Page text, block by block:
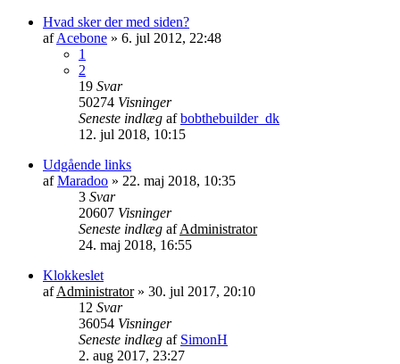
Hvad sker der med siden?
afAcebone » 6. jul 2012, 22:48
1
2
19 Svar
50274 Visninger
Seneste indlæg afbobthebuilder_dk
12. jul 2018, 10:15
Udgående links
afMaradoo » 22. maj 2018, 10:35
3 Svar
20607 Visninger
Seneste indlæg afAdministrator
24. maj 2018, 16:55
Klokkeslet
afAdministrator» 30. jul 2017, 20:10
12 Svar
36054 Visninger
Seneste indlæg af SimonH
2. aug 2017, 23:27